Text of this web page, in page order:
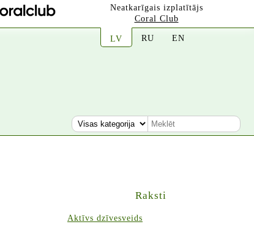
Neatkarīgais izplatītājs
Coral Club
LV RU EN
Raksti
Aktīvs dzīvesveids